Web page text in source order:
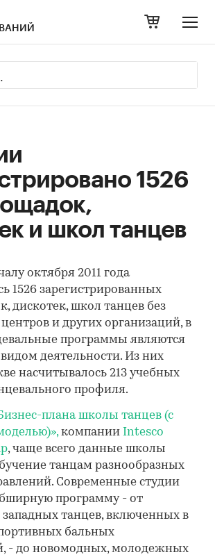
1526
и школ танцев
октября 2011 года
1526 зарегистрированных
дискотек, школ танцев без
и других организаций, в
программы являются
деятельности. Из них
насчитывалось 213 учебных
профиля.
плана школы танцев (с
компании Intesco
, чаще всего данные школы
танцам разнообразных
Современные студии
программу - от
западных танцев, включенных в
бальных
- до новомодных, молодежных